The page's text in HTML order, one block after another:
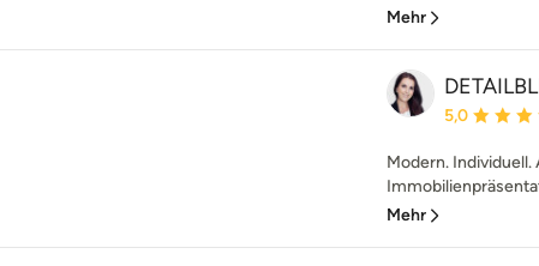
Mehr
5,0
Modern.
Mehr